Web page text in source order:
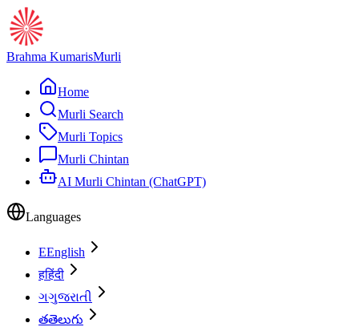
Brahma KumarisMurli
Home
Murli Search
Murli Topics
Murli Chintan
AI Murli Chintan (ChatGPT)
Languages
EEnglish
हहिंदी
ગગુજરાતી
తతెలుగు